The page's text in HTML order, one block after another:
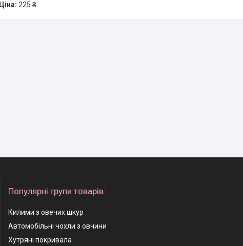
Ціна: 225 ₴
Популярні групи товарів:
Килими з овечих шкур
Автомобільні чохли з овчини
Хутряні покривала